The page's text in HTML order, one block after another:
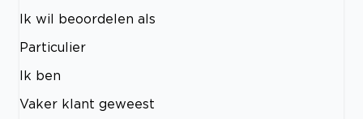
Ik wil beoordelen als
Particulier
Ik ben
Vaker klant geweest